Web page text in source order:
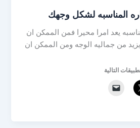
المناسبه لشكل وجهك
يعد امرا محيرا فمن الممكن ان
من جماليه الوجه ومن الممكن ان
التالية